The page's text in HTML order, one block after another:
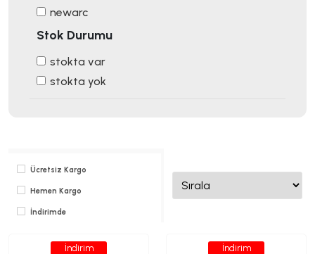
newarc
Stok Durumu
stokta var
stokta yok
Ücretsiz Kargo
Hemen Kargo
İndirimde
İndirim İndirim